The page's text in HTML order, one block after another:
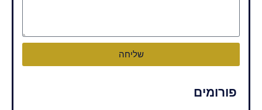
שליחה
פורומים